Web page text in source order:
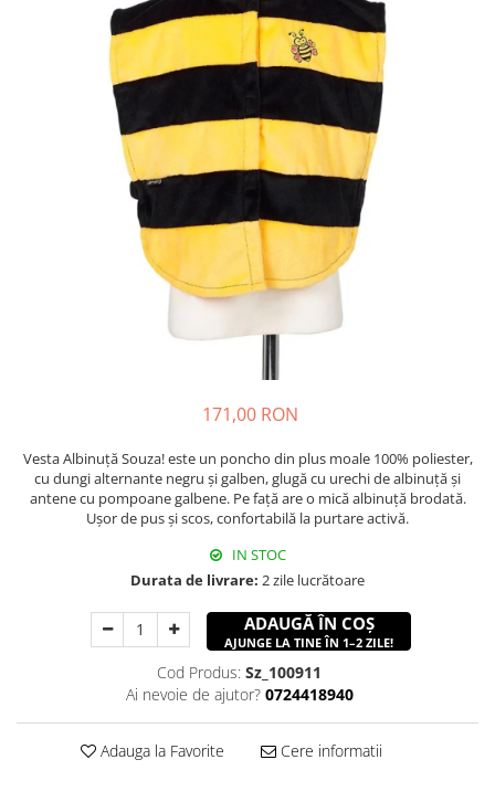
171,00 RON
Vesta Albinuță Souza! este un poncho din plus moale 100% poliester,
cu dungi alternante negru și galben, glugă cu urechi de albinuță și
antene cu pompoane galbene. Pe față are o mică albinuță brodată.
Ușor de pus și scos, confortabilă la purtare activă.
IN STOC
Durata de livrare: 2 zile lucrătoare
ADAUGĂ ÎN COȘ
AJUNGE LA TINE ÎN 1–2 ZILE!
Cod Produs: Sz_100911
Ai nevoie de ajutor? 0724418940
Adauga la Favorite Cere informatii